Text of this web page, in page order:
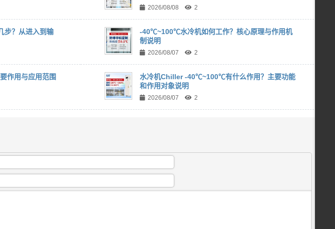
2026/08/08 2
步？从进入到输
-40℃~100℃水冷机如何工作？核心原理与作用机
制说明
2026/08/07 2
作用与应用范围
水冷机Chiller -40℃~100℃有什么作用？主要功能
和作用对象说明
2026/08/07 2